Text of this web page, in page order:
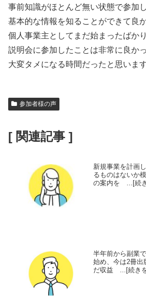
事前知識がほとんど無い状態で参加
基本的な情報を知ることができて良
個人事業主としてまだ始まったばか
説明会に参加したことは非常に良か
大変タメになる時間だったと思います
参加者様の声
[ 関連記事 ]
新規事業を計画
るものはないか
の案内を ...[続
半年前から副業
始め、今は2冊出
だ収益 ...[続き